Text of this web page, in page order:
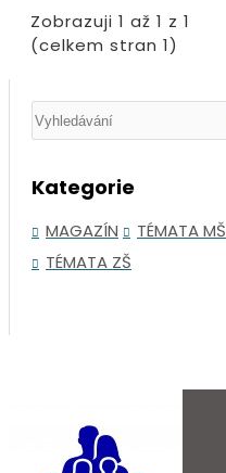
Zobrazuji 1 až 1 z 1
(celkem stran 1)
Kategorie
MAGAZÍN
TÉMATA MŠ
TÉMATA ZŠ